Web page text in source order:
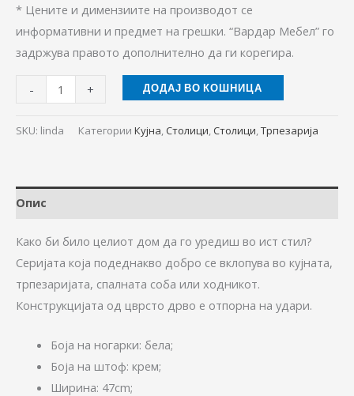
* Цените и димензиите на производот се
информативни и предмет на грешки. “Вардар Мебел” го
задржува правото дополнително да ги корeгира.
- + ДОДАЈ ВО КОШНИЦА
SKU: linda Категории Кујна, Столици, Столици,Трпезарија
Опис
Како би било целиот дом да го уредиш во ист стил?
Серијата којa подеднакво добро се вклопува во кујната,
трпезаријата, спалната соба или ходникот.
Конструкцијата од цврсто дрво е отпорна на удари.
Боја на ногарки: бела;
Боја на штоф: крем;
Ширина: 47cm;